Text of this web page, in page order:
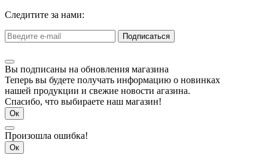
Следитите за нами:
Подписаться
Вы подписаны на обновления магазина
Теперь вы будете получать информацию о новинках
нашей продукции и свежие новости агазина.
Спасибо, что выбираете наш магазин!
Ок
Произошла ошибка!
Ок